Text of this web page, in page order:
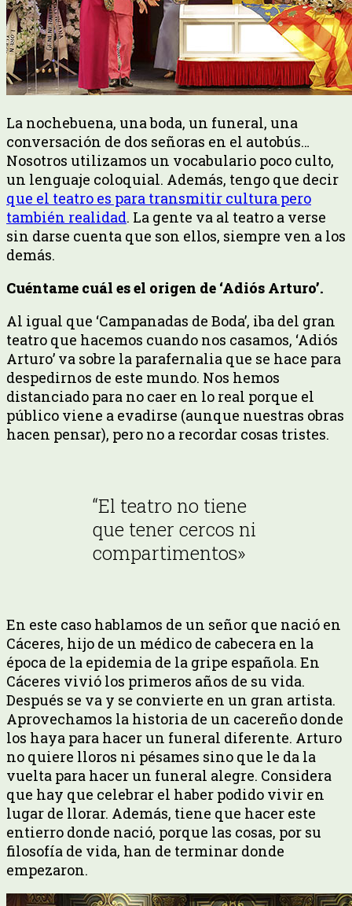
La nochebuena, una boda, un funeral, una
conversación de dos señoras en el autobús…
Nosotros utilizamos un vocabulario poco culto,
un lenguaje coloquial. Además, tengo que decir
que el teatro es para transmitir cultura pero
también realidad. La gente va al teatro a verse
sin darse cuenta que son ellos, siempre ven a los
demás.
Cuéntame cuál es el origen de ‘Adiós Arturo’.
Al igual que ‘Campanadas de Boda’, iba del gran
teatro que hacemos cuando nos casamos, ‘Adiós
Arturo’ va sobre la parafernalia que se hace para
despedirnos de este mundo. Nos hemos
distanciado para no caer en lo real porque el
público viene a evadirse (aunque nuestras obras
hacen pensar), pero no a recordar cosas tristes.
“El teatro no tiene
que tener cercos ni
compartimentos»
En este caso hablamos de un señor que nació en
Cáceres, hijo de un médico de cabecera en la
época de la epidemia de la gripe española. En
Cáceres vivió los primeros años de su vida.
Después se va y se convierte en un gran artista.
Aprovechamos la historia de un cacereño donde
los haya para hacer un funeral diferente. Arturo
no quiere lloros ni pésames sino que le da la
vuelta para hacer un funeral alegre. Considera
que hay que celebrar el haber podido vivir en
lugar de llorar. Además, tiene que hacer este
entierro donde nació, porque las cosas, por su
filosofía de vida, han de terminar donde
empezaron.